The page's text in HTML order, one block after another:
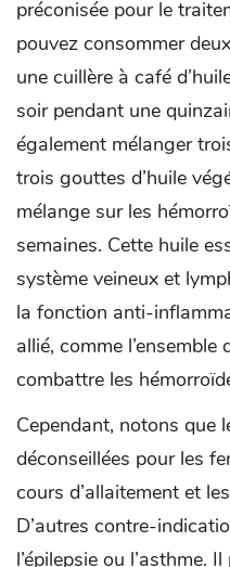
préconisée pour le
pouvez consommer
une cuillère à café
soir pendant une
également mélanger
trois gouttes d’huile
mélange sur les
semaines. Cette huile
système veineux et
la fonction anti-
allié, comme
combattre les
Cependant, notons que
déconseillées pour les
cours d’allaitement et
D’autres contre-
l’épilepsie ou l’asthme.